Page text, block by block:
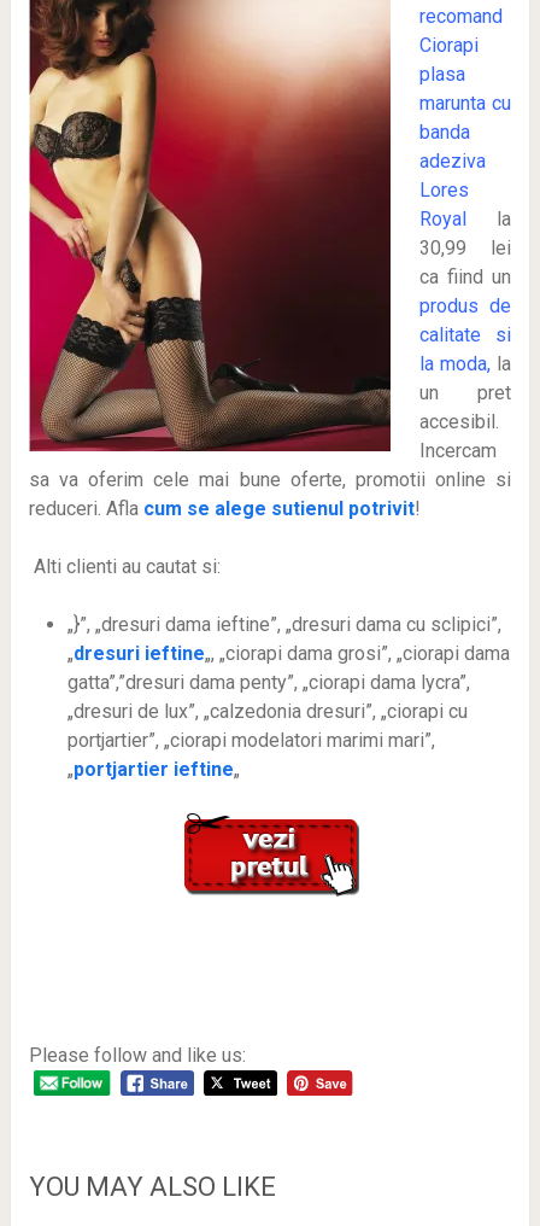
recomand
Ciorapi
plasa
marunta cu
banda
adeziva
Lores
Royal la
30,99 lei
ca fiind un
produs de
calitate si
la moda, la
un pret
accesibil.
Incercam
sa va oferim cele mai bune oferte, promotii online si
reduceri. Afla cum se alege sutienul potrivit!
Alti clienti au cautat si:
„}”, „dresuri dama ieftine”, „dresuri dama cu sclipici”,
„dresuri ieftine„, „ciorapi dama grosi”, „ciorapi dama
gatta”,”dresuri dama penty”, „ciorapi dama lycra”,
„dresuri de lux”, „calzedonia dresuri”, „ciorapi cu
portjartier”, „ciorapi modelatori marimi mari”,
„portjartier ieftine„
Please follow and like us:
YOU MAY ALSO LIKE